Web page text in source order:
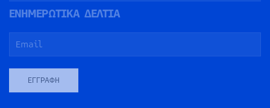
ΕΝΗΜΕΡΩΤΙΚΑ ΔΕΛΤΙΑ
ΕΓΓΡΑΦΉ